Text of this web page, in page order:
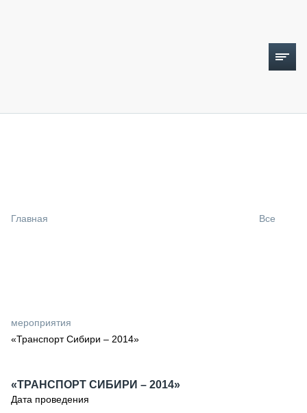
СПЕЦПРОЕКТЫ
СТАТЬИ ПО КАТЕГОРИЯМ ТЕХНИКИ
Главная Все
мероприятия
«Транспорт Сибири – 2014»
«ТРАНСПОРТ СИБИРИ – 2014»
Дата проведения